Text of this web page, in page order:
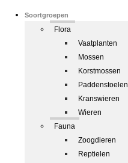
Soortgroepen
Flora
Vaatplanten
Mossen
Korstmossen
Paddenstoelen
Kranswieren
Wieren
Fauna
Zoogdieren
Reptielen